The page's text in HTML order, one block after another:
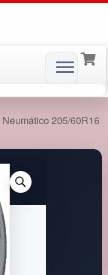
Neumático 205/60R16